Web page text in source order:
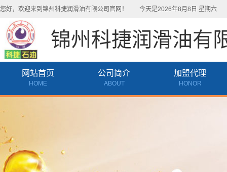
您好，欢迎来到锦州科捷润滑油有限公司官网！ 今天是2026年8月8日 星期六
锦州科捷润滑油有
网站首页
HOME
公司简介
ABOUT
加盟代理
HONOR